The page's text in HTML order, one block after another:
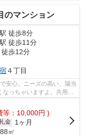
のマンション
駅 徒歩8分
駅 徒歩11分
徒歩12分
４丁目
安心。ニーズの高い、陽当
なっちゃいますよ。共用設
等：10,000円 )
金
1ヶ月
㎡